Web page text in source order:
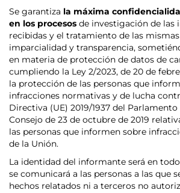
Se garantiza la máxima
en los procesos de investigación de las
recibidas y el tratamiento de las
imparcialidad y transparencia,
en materia de protección de datos de
cumpliendo la Ley 2/2023, de 20 de
la protección de las personas que
infracciones normativas y de lucha
Directiva (UE) 2019/1937 del
Consejo de 23 de octubre de 2019
las personas que informen sobre
de la Unión.
La identidad del informante será en
se comunicará a las personas a las que
hechos relatados ni a terceros no